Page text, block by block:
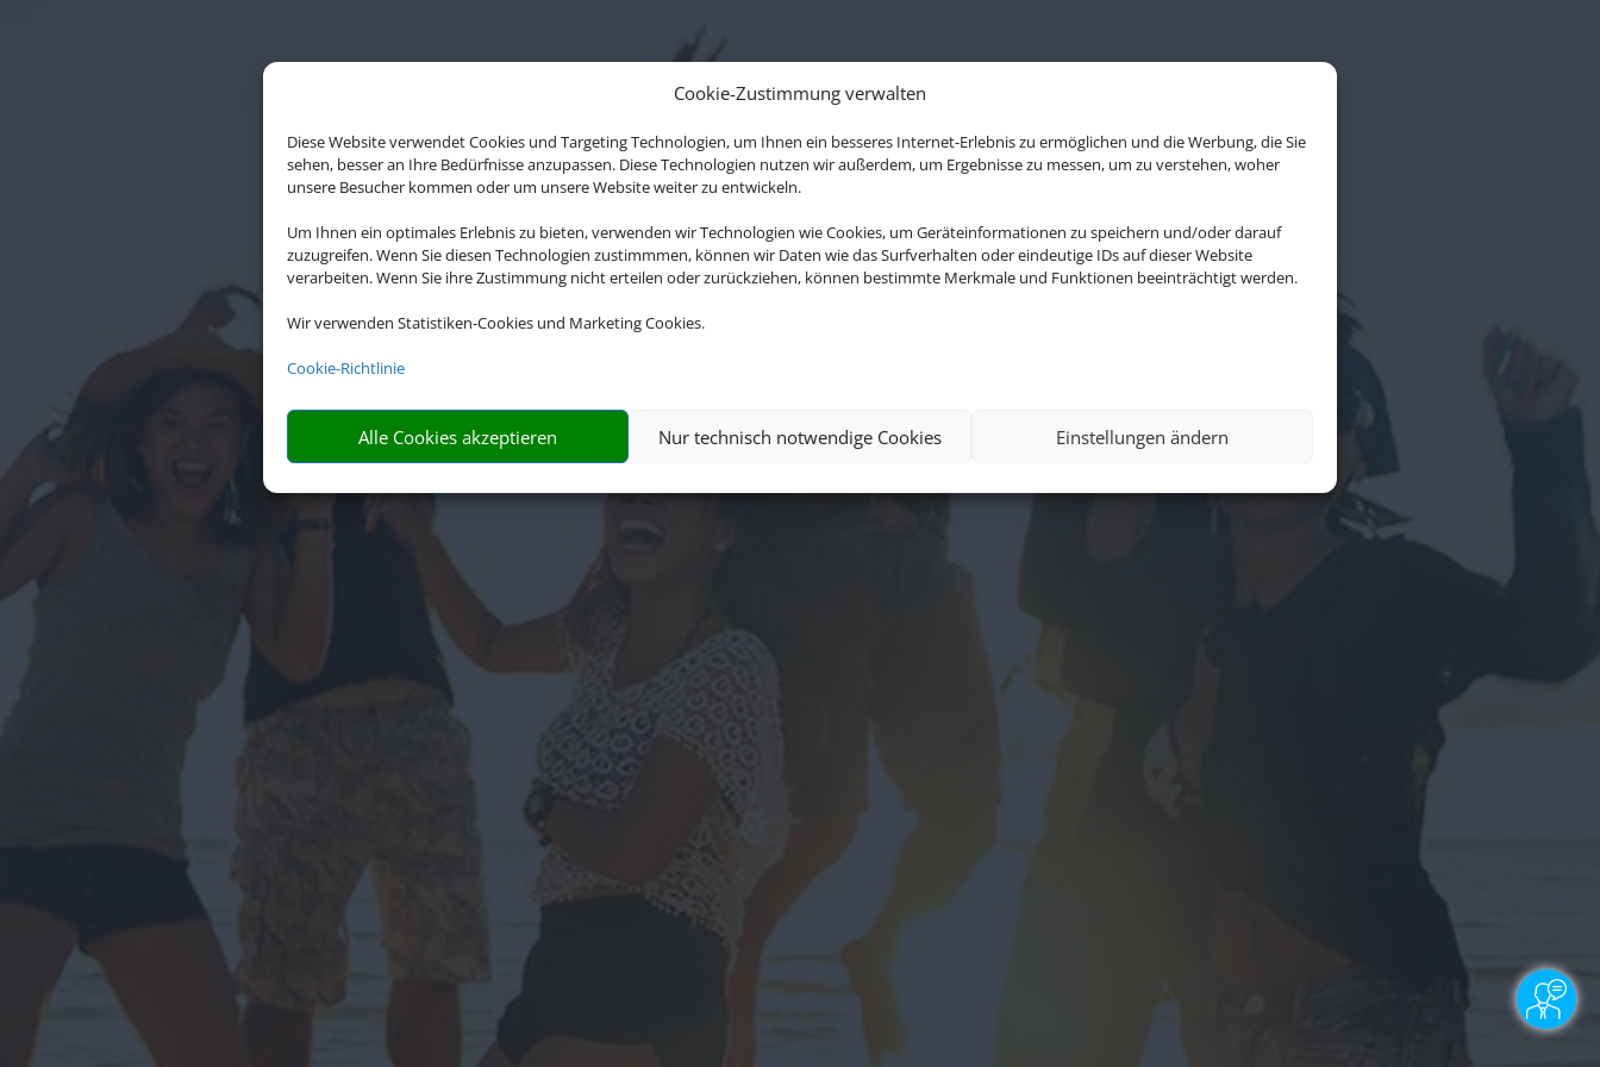
Cookie-Zustimmung verwalten
Diese Website verwendet Cookies und Targeting Technologien, um Ihnen ein besseres Internet-Erlebnis zu ermöglichen und die Werbung, die Sie
sehen, besser an Ihre Bedürfnisse anzupassen. Diese Technologien nutzen wir außerdem, um Ergebnisse zu messen, um zu verstehen, woher
unsere Besucher kommen oder um unsere Website weiter zu entwickeln.
Um Ihnen ein optimales Erlebnis zu bieten, verwenden wir Technologien wie Cookies, um Geräteinformationen zu speichern und/oder darauf
zuzugreifen. Wenn Sie diesen Technologien zustimmmen, können wir Daten wie das Surfverhalten oder eindeutige IDs auf dieser Website
verarbeiten. Wenn Sie ihre Zustimmung nicht erteilen oder zurückziehen, können bestimmte Merkmale und Funktionen beeinträchtigt werden.
Wir verwenden Statistiken-Cookies und Marketing Cookies.
Cookie-Richtlinie
Alle Cookies akzeptieren Nur technisch notwendige Cookies Einstellungen ändern